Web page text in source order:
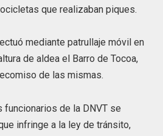
que realizaban piques.
mediante patrullaje móvil en
de aldea el Barro de Tocoa,
de las mismas.
funcionarios de la DNVT se
infringe a la ley de tránsito,